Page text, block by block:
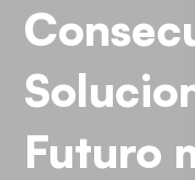
Futuro